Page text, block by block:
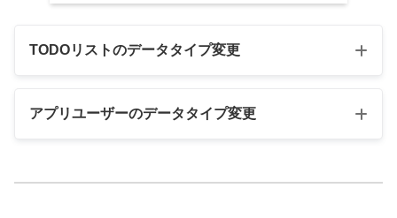
TODOリストのデータタイプ変更
アプリユーザーのデータタイプ変更